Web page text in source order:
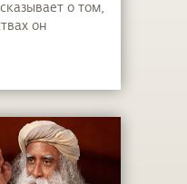
о том,
он
роль в нашей